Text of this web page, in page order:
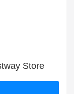
Store